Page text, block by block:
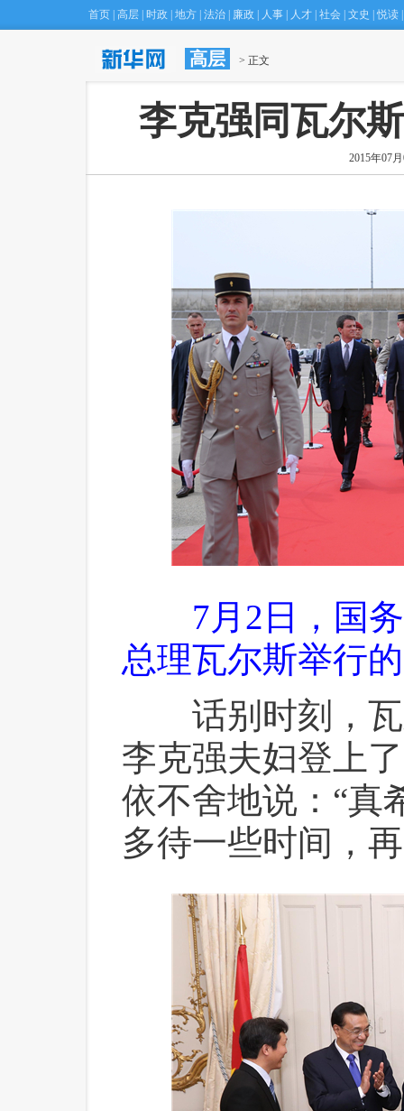
首页 高层 时政 地方 法治 廉政 人事 人才 社会 文史 悦读
高层 > 正文
专家建议将Ｈ型高血压筛查管理纳入慢病防治
李克强同瓦尔
2015年07
7月2日，国
总理瓦尔斯举行
话别时刻，瓦
李克强夫妇登上
依不舍地说：“真
多待一些时间，